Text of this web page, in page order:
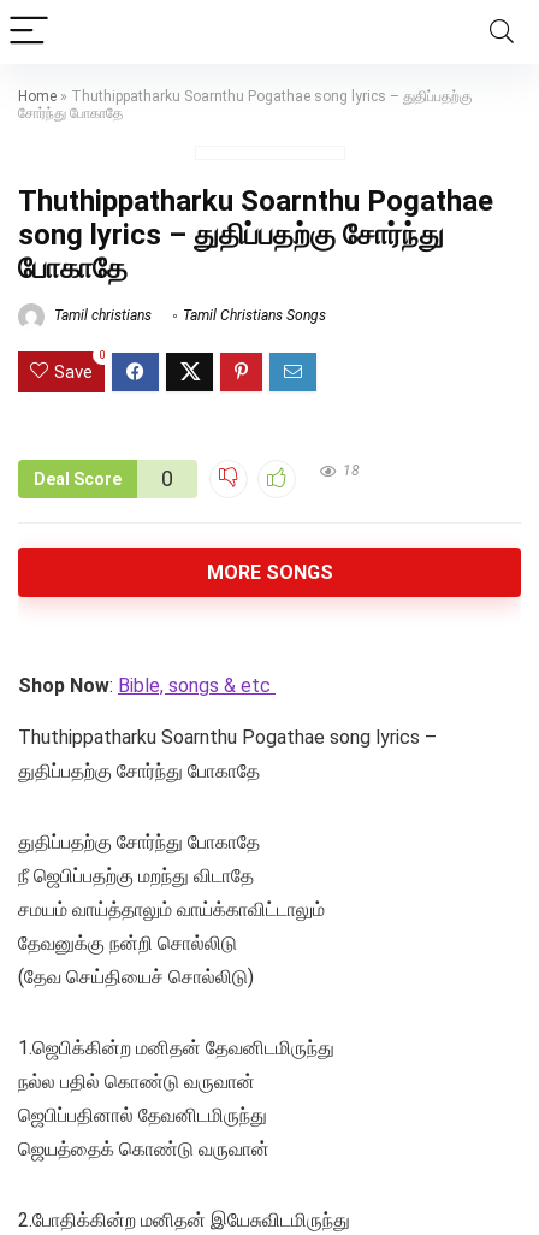
Home » Thuthippatharku Soarnthu Pogathae song lyrics – துதிப்பதற்கு
சோர்ந்து போகாதே
Thuthippatharku Soarnthu Pogathae
song lyrics – துதிப்பதற்கு சோர்ந்து
போகாதே
Tamil christians Tamil Christians Songs
Save
0
Deal Score 0 18
MORE SONGS
Shop Now: Bible, songs & etc
Thuthippatharku Soarnthu Pogathae song lyrics –
துதிப்பதற்கு சோர்ந்து போகாதே
துதிப்பதற்கு சோர்ந்து போகாதே
நீ ஜெபிப்பதற்கு மறந்து விடாதே
சமயம் வாய்த்தாலும் வாய்க்காவிட்டாலும்
தேவனுக்கு நன்றி சொல்லிடு
(தேவ செய்தியைச் சொல்லிடு)
1.ஜெபிக்கின்ற மனிதன் தேவனிடமிருந்து
நல்ல பதில் கொண்டு வருவான்
ஜெபிப்பதினால் தேவனிடமிருந்து
ஜெயத்தைக் கொண்டு வருவான்
2.போதிக்கின்ற மனிதன் இயேசுவிடமிருந்து